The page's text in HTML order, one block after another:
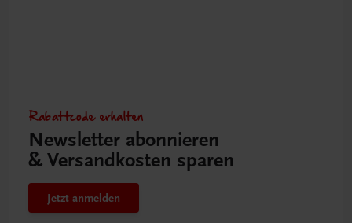
Rabattcode erhalten
Newsletter abonnieren
& Versandkosten sparen
Jetzt anmelden